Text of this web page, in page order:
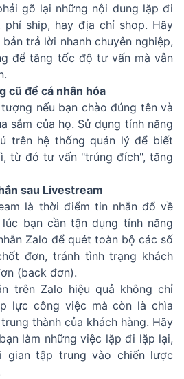
gõ lại những nội dung lặp đi
phí ship, hay địa chỉ shop. Hãy
trả lời nhanh chuyên nghiệp,
để tăng tốc độ tư vấn mà vẫn
cũ để cá nhân hóa
nếu bạn chào đúng tên và
sắm của họ. Sử dụng tính năng
trên hệ thống quản lý để biết
từ đó tư vấn "trúng đích", tăng
sau Livestream
là thời điểm tin nhắn đổ về
bạn cần tận dụng tính năng
Zalo để quét toàn bộ các số
đơn, tránh tình trạng khách
(back đơn).
trên Zalo hiệu quả không chỉ
lực công việc mà còn là chìa
thành của khách hàng. Hãy
làm những việc lặp đi lặp lại,
gian tập trung vào chiến lược